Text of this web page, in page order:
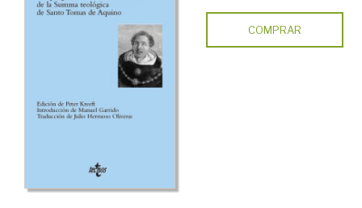
COMPRAR